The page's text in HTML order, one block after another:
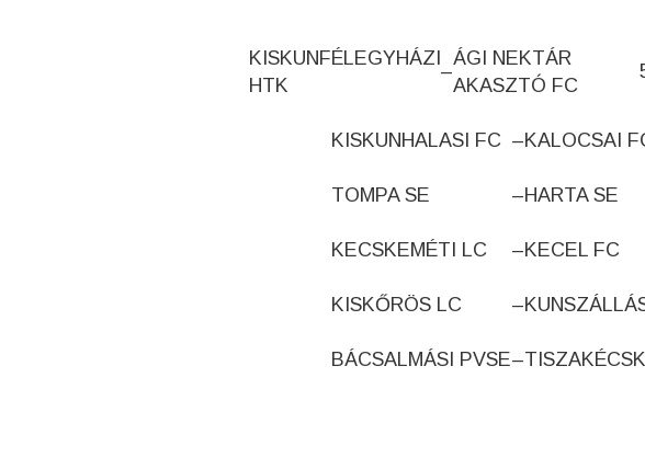
KISKUNFÉLEGYHÁZI
HTK
–
ÁGI NEKTÁR
AKASZTÓ FC
KISKUNHALASI FC –KALOCSAI
TOMPA SE –HARTA SE
KECSKEMÉTI LC –KECEL FC
KISKŐRÖS LC –
BÁCSALMÁSI PVSE–